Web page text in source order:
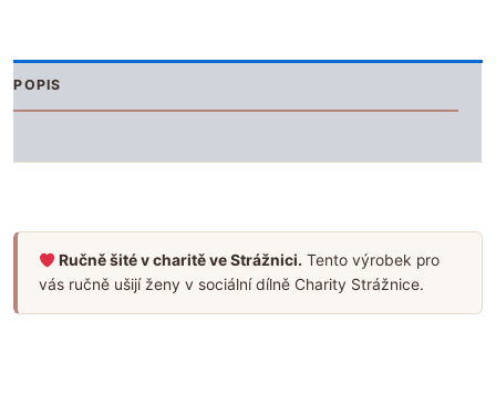
POPIS
Ručně šité v charitě ve Strážnici. Tento výrobek pro
vás ručně ušijí ženy v sociální dílně Charity Strážnice.